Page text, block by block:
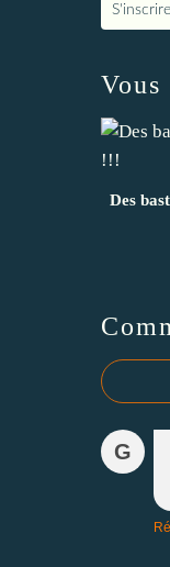
Des
G